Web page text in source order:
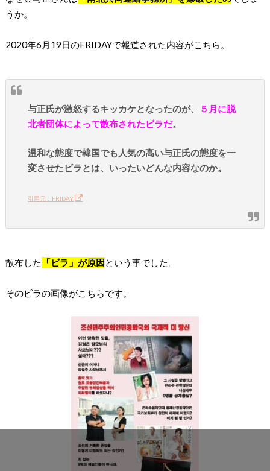
うか。
2020年6月19日のFRIDAYで報道された内容がこちら。
与正氏が激怒するキッカケとなったのが、
５月に脱
北者団体によって散布されたビラだ。
温和な態度で韓国でも人気の高い与正氏の態度を一
変させたビラとは、いったいどんな内容なのか。
引用元：FRIDAY
散布した 「ビラ」が原因 という事でした。
そのビラの画像がこちらです。